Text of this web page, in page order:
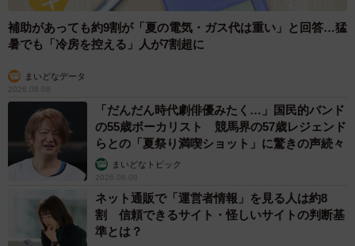
補助があっても約9割が「夏の電気・ガス代は重い」と回答…猛
暑でも「冷房を控える」人が7割超に
まいどなデータ
2026.08.08
「だんだん時代劇俳優みたく…」国民的バンド
の55歳ボーカリスト 競馬界の57歳レジェンド
らとの「夏祭り満喫ショット」に驚きの声続々
まいどなトピック
2026.08.08
ネット通販で「運営者情報」を見る人は約8
割 信頼できるサイト・怪しいサイトの判断基
準とは？